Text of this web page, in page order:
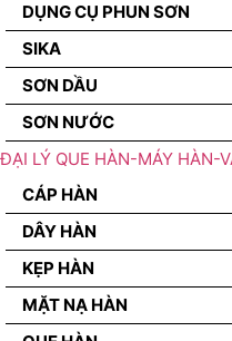
DỤNG CỤ PHUN SƠN
SIKA
SƠN DẦU
SƠN NƯỚC
ĐẠI LÝ QUE HÀN-MÁY HÀN-
CÁP HÀN
DÂY HÀN
KẸP HÀN
MẶT NẠ HÀN